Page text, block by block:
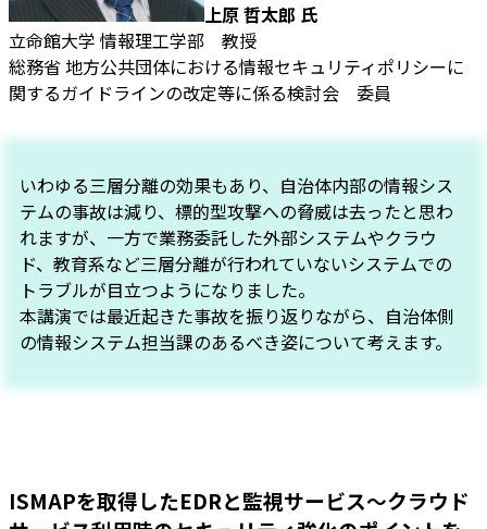
上原 哲太郎 氏
立命館大学 情報理工学部 教授
総務省 地方公共団体における情報セキュリティポリシーに
関するガイドラインの改定等に係る検討会 委員
いわゆる三層分離の効果もあり、自治体内部の情報シス
テムの事故は減り、標的型攻撃への脅威は去ったと思わ
れますが、一方で業務委託した外部システムやクラウ
ド、教育系など三層分離が行われていないシステムでの
トラブルが目立つようになりました。
本講演では最近起きた事故を振り返りながら、自治体側
の情報システム担当課のあるべき姿について考えます。
ISMAPを取得したEDRと監視サービス～クラウド